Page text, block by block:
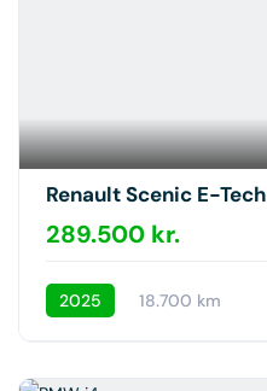
Renault Scenic E-Tech
289.500 kr.
2025 18.700 km